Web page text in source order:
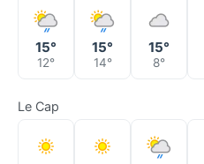
15°
12°
15°
14°
15°
8°
Le Cap